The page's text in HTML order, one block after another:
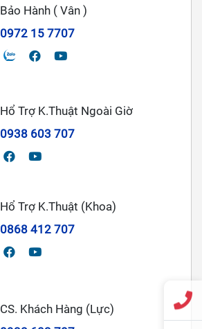
Bảo Hành ( Vân )
0972 15 7707
Hổ Trợ K.Thuật Ngoài Giờ
0938 603 707
Hổ Trợ K.Thuật (Khoa)
0868 412 707
CS. Khách Hàng (Lực)